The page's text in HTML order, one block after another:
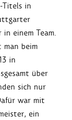
Titels in
einem Team.
beim
in
über
sich nur
war mit
ein